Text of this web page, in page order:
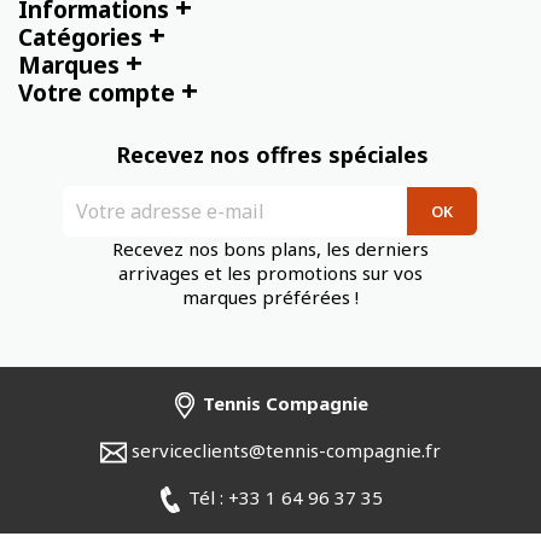
Informations
Catégories +
Marques +
Votre compte +
Recevez nos offres spéciales
Recevez nos bons plans, les derniers
arrivages et les promotions sur vos
marques préférées !
Tennis Compagnie
serviceclients@tennis-compagnie.fr
Tél : +33 1 64 96 37 35